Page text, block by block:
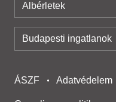
Albérletek
Budapesti ingatlanok
ÁSZF Adatvédelem